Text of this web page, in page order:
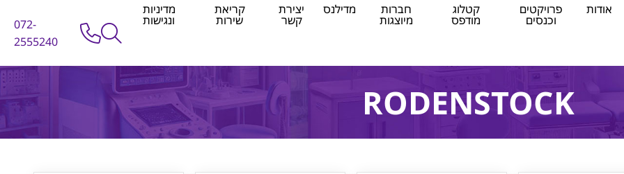
אודות פרויקטים
וכנסים
קטלוג
מודפס
חברות
מיוצגות
מדילנס יצירת
קשר
קריאת
שירות
מדיניות
ונגישות
072-
2555240
RODENSTOCK